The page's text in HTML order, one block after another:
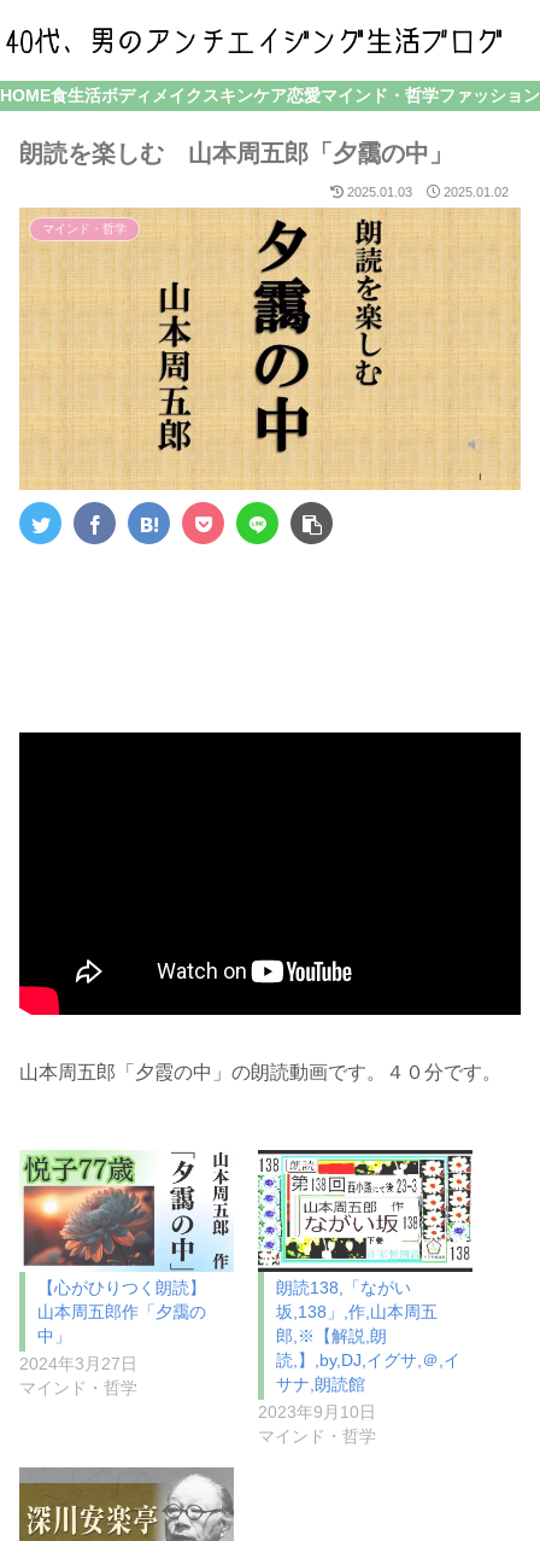
HOME食生活ボディメイク スキンケア恋愛マインド・哲学ファッション
朗読を楽しむ 山本周五郎「夕靄の中」
2025.01.03 2025.01.02
マインド・哲学
山本周五郎「夕霞の中」の朗読動画です。４０分です。
【心がひりつく朗読】
山本周五郎作「夕靄の
中」
2024年3月27日
マインド・哲学
朗読138,「ながい
坂,138」,作,山本周五
郎,※【解説,朗
読,】,by,DJ,イグサ,＠,イ
サナ,朗読館
2023年9月10日
マインド・哲学